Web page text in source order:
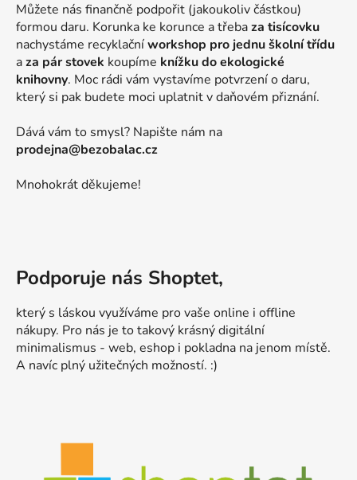
Můžete nás finančně podpořit (jakoukoliv částkou)
formou daru. Korunka ke korunce a třebaza tisícovku
nachystáme recyklačníworkshop pro jednu školní třídu
aza pár stovek koupíme knížku do ekologické
knihovny. Moc rádi vám vystavíme potvrzení o daru,
který si pak budete moci uplatnit v daňovém přiznání.
Dává vám to smysl? Napište nám na
prodejna@bezobalac.cz
Mnohokrát děkujeme!
Podporuje nás Shoptet,
který s láskou využíváme pro vaše online i offline
nákupy. Pro nás je to takový krásný digitální
minimalismus - web, eshop i pokladna na jenom místě.
A navíc plný užitečných možností. :)